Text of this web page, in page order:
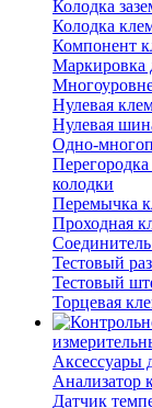
Колодка
Колодка
Компонент
Маркировка
Нулевая
Нулевая
Одно-
колодки
Перемычка
Проходная
Тестовый
Тестовый
Торцевая
Аксессуары
Анализатор
Датчик